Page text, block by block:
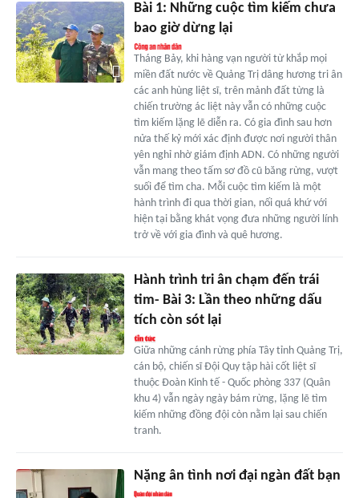
Bài 1: Những cuộc tìm kiếm chưa
bao giờ dừng lại
Tháng Bảy, khi hàng vạn người từ khắp mọi
miền đất nước về Quảng Trị dâng hương tri ân
các anh hùng liệt sĩ, trên mảnh đất từng là
chiến trường ác liệt này vẫn có những cuộc
tìm kiếm lặng lẽ diễn ra. Có gia đình sau hơn
nửa thế kỷ mới xác định được nơi người thân
yên nghỉ nhờ giám định ADN. Có những người
vẫn mang theo tấm sơ đồ cũ băng rừng, vượt
suối để tìm cha. Mỗi cuộc tìm kiếm là một
hành trình đi qua thời gian, nối quá khứ với
hiện tại bằng khát vọng đưa những người lính
trở về với gia đình và quê hương.
Hành trình tri ân chạm đến trái
tim- Bài 3: Lần theo những dấu
tích còn sót lại
Giữa những cánh rừng phía Tây tỉnh Quảng Trị,
cán bộ, chiến sĩ Đội Quy tập hài cốt liệt sĩ
thuộc Đoàn Kinh tế - Quốc phòng 337 (Quân
khu 4) vẫn ngày ngày bám rừng, lặng lẽ tìm
kiếm những đồng đội còn nằm lại sau chiến
tranh.
Nặng ân tình nơi đại ngàn đất bạn